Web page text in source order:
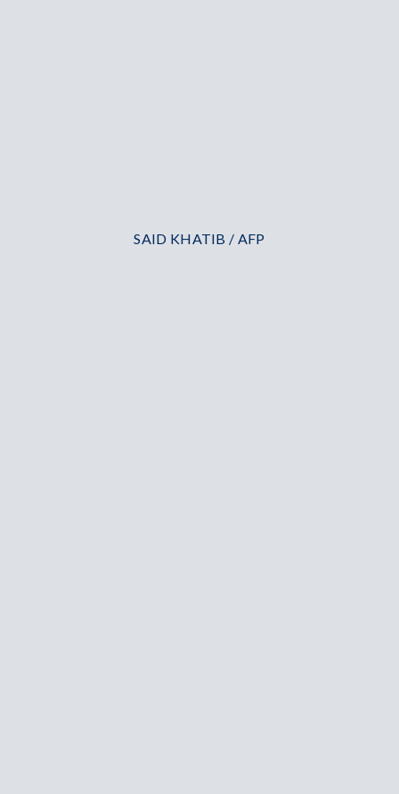
SAID KHATIB / AFP